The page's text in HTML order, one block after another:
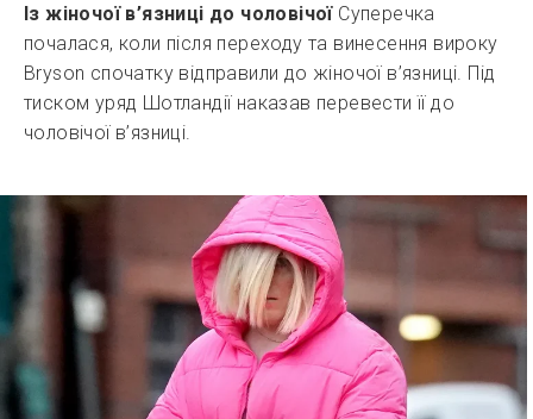
Із жіночої в’язниці до чоловічоїСуперечка
почалася, коли після переходу та винесення вироку
Bryson спочатку відправили до жіночої в’язниці. Під
тиском уряд Шотландії наказав перевести її до
чоловічої в’язниці.